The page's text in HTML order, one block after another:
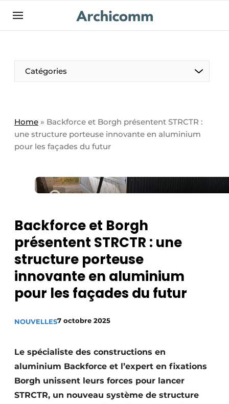
Aanmelden
Contact
Contact
Emploi
Enregistrer une offre d’emploi
Entreprises
Meest gelezen
Podcasts
Privacy / Cookie statement
S’inscrire à l’événement
S’inscrire
Termes et conditions
Catégories
Home » Backforce et Borgh présentent STRCTR :
une structure porteuse innovante en aluminium
pour les façades du futur
Backforce et Borgh
présentent STRCTR : une
structure porteuse
innovante en aluminium
pour les façades du futur
NOUVELLES7 octobre 2025
Le spécialiste des constructions en
aluminium Backforce et l’expert en fixations
Borgh unissent leurs forces pour lancer
STRCTR, un nouveau système de structure